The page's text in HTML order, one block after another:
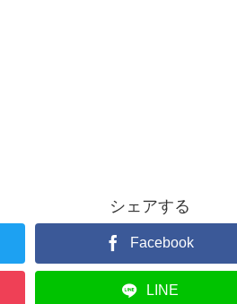
シェアする
Facebook
LINE